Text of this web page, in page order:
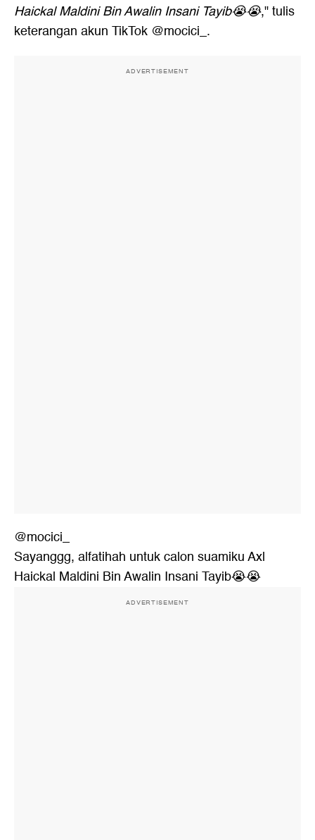
Haickal Maldini Bin Awalin Insani Tayib😭😭," tulis
keterangan akun TikTok @mocici_.
ADVERTISEMENT
@mocici_
Sayanggg, alfatihah untuk calon suamiku Axl
Haickal Maldini Bin Awalin Insani Tayib😭😭
ADVERTISEMENT